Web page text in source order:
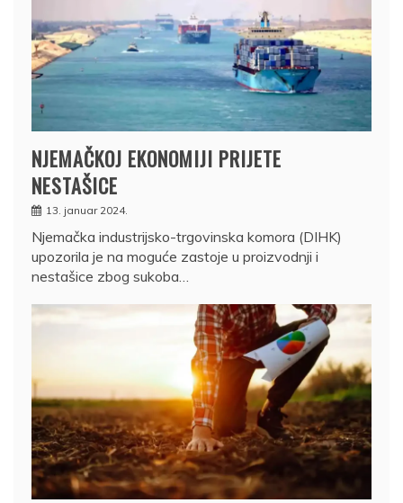
NJEMAČKOJ EKONOMIJI PRIJETE
NESTAŠICE
13. januar 2024.
Njemačka industrijsko-trgovinska komora (DIHK)
upozorila je na moguće zastoje u proizvodnji i
nestašice zbog sukoba…